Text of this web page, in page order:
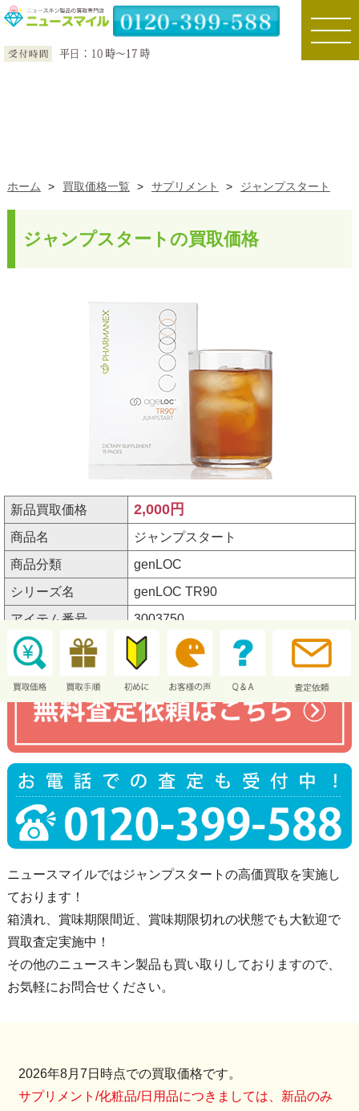
toggle
ホーム > 買取価格一覧 > サプリメント > ジャンプスタート
ジャンプスタートの買取価格
新品買取価格 2,000円
商品名
ジャンプスタート
商品分類
genLOC
シリーズ名
genLOC TR90
アイテム番号
3003750
ニュースマイルではジャンプスタートの高価買取を実施し
ております！
箱潰れ、賞味期限間近、賞味期限切れの状態でも大歓迎で
買取査定実施中！
その他のニュースキン製品も買い取りしておりますので、
お気軽にお問合せください。
2026年8月7日時点での買取価格です。
サプリメント/化粧品/日用品につきましては、新品のみ